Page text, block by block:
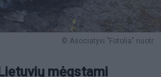
© Asociatyvi "Fotolia" nuotr.
mėgstami